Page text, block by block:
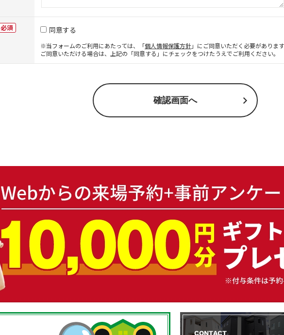
必須 同意する
※当フォームのご利用にあたっては、「個人情報保護方針」にご同意いただく必要がありま
ご同意いただける場合は、上記の「同意する」にチェックをつけたうえでご利用ください。